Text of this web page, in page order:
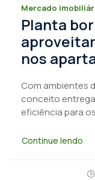
Mercado
Planta
nos
Com ambientes
conceito
eficiência para
Continue lendo